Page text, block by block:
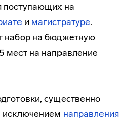
поступающих на
и магистратуре.
набор на бюджетную
мест на направление
существенно
исключением направления